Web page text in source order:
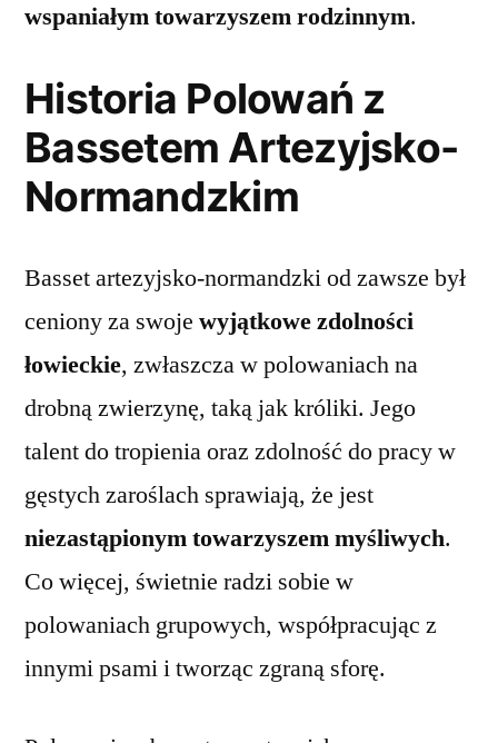
wspaniałym towarzyszem rodzinnym.
Historia Polowań z
Bassetem Artezyjsko-
Normandzkim
Basset artezyjsko-normandzki od zawsze był
ceniony za swoje wyjątkowe zdolności
łowieckie, zwłaszcza w polowaniach na
drobną zwierzynę, taką jak króliki. Jego
talent do tropienia oraz zdolność do pracy w
gęstych zaroślach sprawiają, że jest
niezastąpionym towarzyszem myśliwych.
Co więcej, świetnie radzi sobie w
polowaniach grupowych, współpracując z
innymi psami i tworząc zgraną sforę.